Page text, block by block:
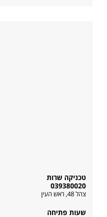
טכניקה שרות
039380020
צהל 48 ,ראש העין
שעות פתיחה